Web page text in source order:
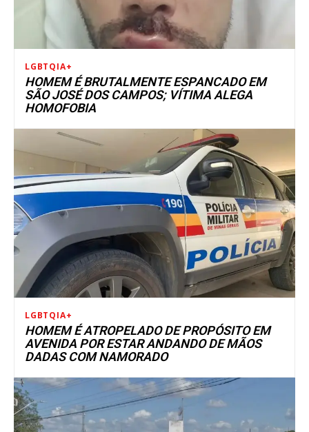
LGBTQIA+
HOMEM É BRUTALMENTE ESPANCADO EM
SÃO JOSÉ DOS CAMPOS; VÍTIMA ALEGA
HOMOFOBIA
LGBTQIA+
HOMEM É ATROPELADO DE PROPÓSITO EM
AVENIDA POR ESTAR ANDANDO DE MÃOS
DADAS COM NAMORADO